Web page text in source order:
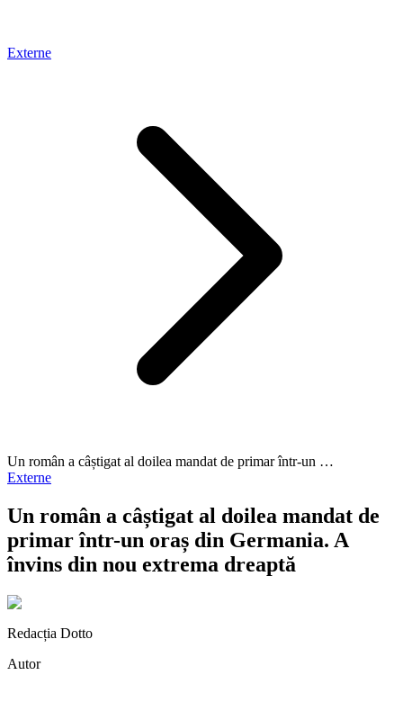
Externe
Un român a câștigat al doilea mandat de primar într-un …
Externe
Un român a câștigat al doilea mandat de
primar într-un oraș din Germania. A
învins din nou extrema dreaptă
Redacția Dotto
Autor